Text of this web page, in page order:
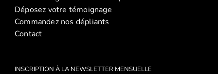
Déposez votre témoignage
Commandez nos dépliants
Contact
INSCRIPTION À LA NEWSLETTER MENSUELLE